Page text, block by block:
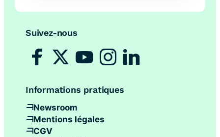
Suivez-nous
Informations pratiques
Newsroom
Mentions légales
CGV